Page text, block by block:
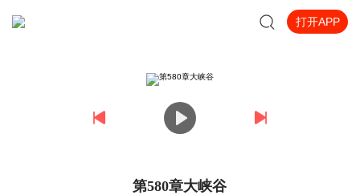
打开APP
第580章大峡谷